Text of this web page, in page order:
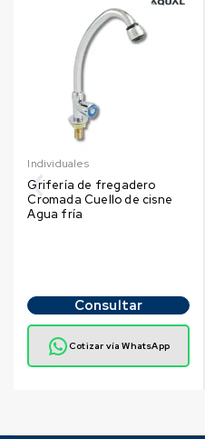
Individuales
Grifería de fregadero
Cromada Cuello de cisne
Agua fría
Consultar
Cotizar vía WhatsApp